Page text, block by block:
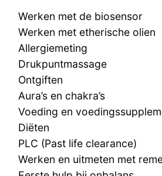
Werken met de biosensor
Werken met etherische olien
Allergiemeting
Drukpuntmassage
Ontgiften
Aura’s en chakra’s
Voeding en
Diëten
PLC (Past life clearance)
Werken en uitmeten met